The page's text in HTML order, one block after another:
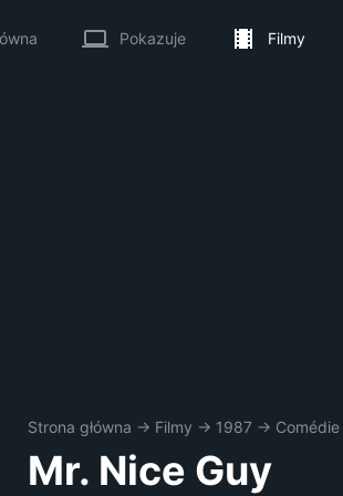
Pokazuje Filmy
Strona główna → Filmy → 1987 → Comédie
Mr. Nice Guy